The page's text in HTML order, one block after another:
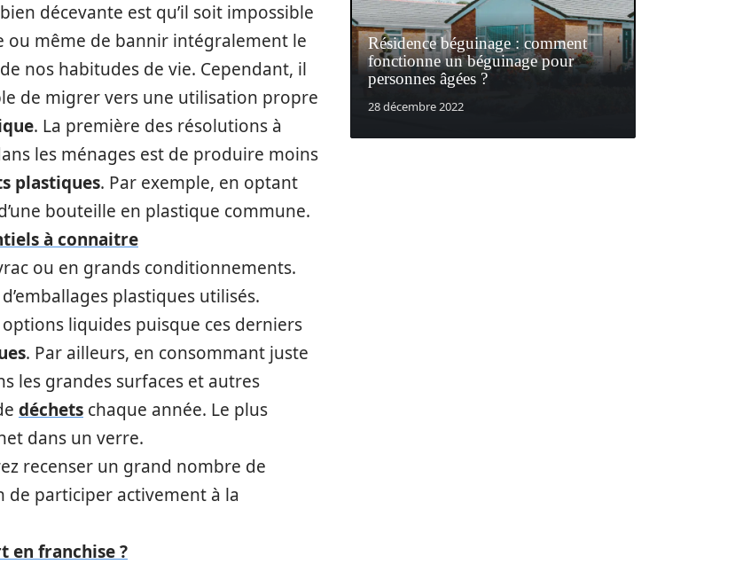
décevante est qu’il soit impossible
ou même de bannir intégralement le
nos habitudes de vie. Cependant, il
de migrer vers une utilisation propre
. La première des résolutions à
les ménages est de produire moins
plastiques. Par exemple, en optant
bouteille en plastique commune.
à connaitre
ou en grands conditionnements.
plastiques utilisés.
liquides puisque ces derniers
. Par ailleurs, en consommant juste
les grandes surfaces et autres
déchets chaque année. Le plus
dans un verre.
recenser un grand nombre de
de participer activement à la
en franchise ?
Résidence béguinage : comment
fonctionne un béguinage pour
personnes âgées ?
28 décembre 2022